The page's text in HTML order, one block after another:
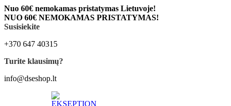
Nuo 60€ nemokamas pristatymas Lietuvoje!
NUO 60€ NEMOKAMAS PRISTATYMAS!
Susisiekite
+370 647 40315
Turite klausimų?
info@dseshop.lt